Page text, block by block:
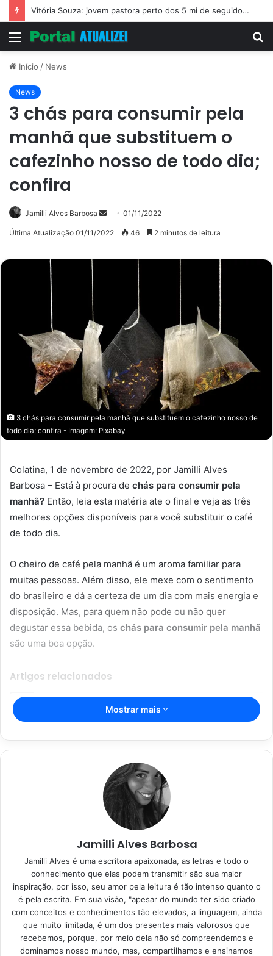
Vitória Souza: jovem pastora perto dos 5 mi de seguidores na web
Menu
Início / News
News
3 chás para consumir pela
manhã que substituem o
cafezinho nosso de todo dia;
confira
Jamilli Alves Barbosa
Mande01/11/2022
Última Atualização 01/11/2022 46 2 minutos de leitura
3 chás para consumir pela manhã que substituem o cafezinho nosso de
todo dia; confira - Imagem: Pixabay
Colatina, 1 de novembro de 2022, por Jamilli Alves
Barbosa – Está à procura de chás para consumir pela
manhã? Então, leia esta matéria ate o final e veja as três
melhores opções disponíveis para você substituir o café
de todo dia.
O cheiro de café pela manhã é um aroma familiar para
muitas pessoas. Além disso, ele mexe com o sentimento
do brasileiro e dá a certeza de um dia com mais energia e
disposição. Mas, para quem não pode ou não quer
degustar essa bebida, os chás para consumir pela manhã
são uma boa opção.
Artigos relacionados
Vitória Souza: jovem pastora perto
Açaí falsificado! Polícia fecha fábrica
em Várzea Grande
22/08/2024
Chás para consumir pela
manhã
Famosas no chá da tarde, essas bebidas são sempre muito
relacionada com os horários finais do dia. Assim, muita
gente a utiliza para relaxar e curtir o momento de
tranquilidade. Entretanto, há opções que, assim como o
Mostrar mais
Jamilli Alves Barbosa
Jamilli Alves é uma escritora apaixonada, as letras e todo o
conhecimento que elas podem transmitir são sua maior
inspiração, por isso, seu amor pela leitura é tão intenso quanto o
é pela escrita. Em sua visão, "apesar do mundo ter sido criado
com conceitos e conhecimentos tão elevados, a linguagem, ainda
que muito limitada, é um dos presentes mais valorosos que
recebemos, porque, por meio dela não só compreendemos e
dominamos nosso mundo, mas, compartilhamos e ensinamos